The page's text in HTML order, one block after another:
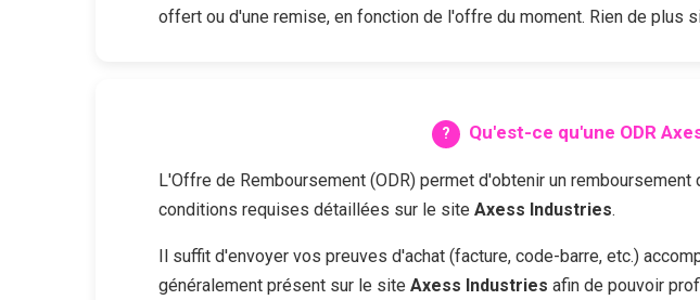
offert ou d'une remise, en fonction de l'offre du moment. Rien de plus
Qu'est-ce qu'une ODR
L'Offre de Remboursement (ODR) permet d'obtenir un
conditions requises détaillées sur le site Axess Industries.
Il suffit d'envoyer vos preuves d'achat (facture, code-barre, etc.)
généralement présent sur le site Axess Industries afin de pouvoir